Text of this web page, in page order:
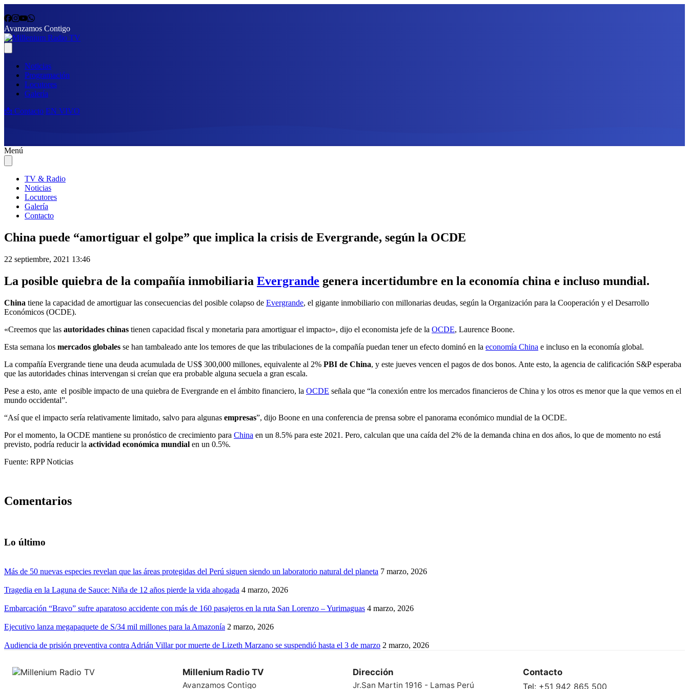
Avanzamos Contigo
Noticias
Programación
Locutores
Galería
📩 Contacto EN VIVO
Menú
TV & Radio
Noticias
Locutores
Galería
Contacto
China puede “amortiguar el golpe” que implica la crisis de Evergrande, según la OCDE
22 septiembre, 2021 13:46
La posible quiebra de la compañía inmobiliaria Evergrande genera incertidumbre en la economía china e incluso mundial.
China tiene la capacidad de amortiguar las consecuencias del posible colapso de Evergrande, el gigante inmobiliario con millonarias deudas, según la Organización para la Cooperación y el Desarrollo
Económicos (OCDE).
«Creemos que las autoridades chinas tienen capacidad fiscal y monetaria para amortiguar el impacto», dijo el economista jefe de la OCDE, Laurence Boone.
Esta semana los mercados globales se han tambaleado ante los temores de que las tribulaciones de la compañía puedan tener un efecto dominó en la economía China e incluso en la economía global.
La compañía Evergrande tiene una deuda acumulada de US$ 300,000 millones, equivalente al 2% PBI de China, y este jueves vencen el pagos de dos bonos. Ante esto, la agencia de calificación S&P esperaba
que las autoridades chinas intervengan si creían que era probable alguna secuela a gran escala.
Pese a esto, ante el posible impacto de una quiebra de Evergrande en el ámbito financiero, la OCDE señala que “la conexión entre los mercados financieros de China y los otros es menor que la que vemos en el
mundo occidental”.
“Así que el impacto sería relativamente limitado, salvo para algunas empresas”, dijo Boone en una conferencia de prensa sobre el panorama económico mundial de la OCDE.
Por el momento, la OCDE mantiene su pronóstico de crecimiento para China en un 8.5% para este 2021. Pero, calculan que una caída del 2% de la demanda china en dos años, lo que de momento no está
previsto, podría reducir la actividad económica mundial en un 0.5%.
Fuente: RPP Noticias
Comentarios
Lo último
Más de 50 nuevas especies revelan que las áreas protegidas del Perú siguen siendo un laboratorio natural del planeta 7 marzo, 2026
Tragedia en la Laguna de Sauce: Niña de 12 años pierde la vida ahogada 4 marzo, 2026
Embarcación “Bravo” sufre aparatoso accidente con más de 160 pasajeros en la ruta San Lorenzo – Yurimaguas 4 marzo, 2026
Ejecutivo lanza megapaquete de S/34 mil millones para la Amazonía 2 marzo, 2026
Audiencia de prisión preventiva contra Adrián Villar por muerte de Lizeth Marzano se suspendió hasta el 3 de marzo 2 marzo, 2026
Millenium Radio TV
Avanzamos Contigo
Dirección
Jr.San Martin 1916 - Lamas Perú
Contacto
Tel: +51 942 865 500